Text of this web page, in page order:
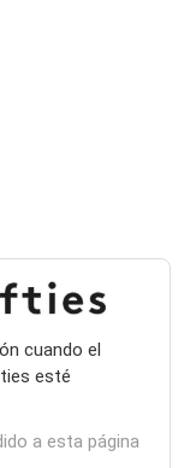
cuando el
esté
a esta página